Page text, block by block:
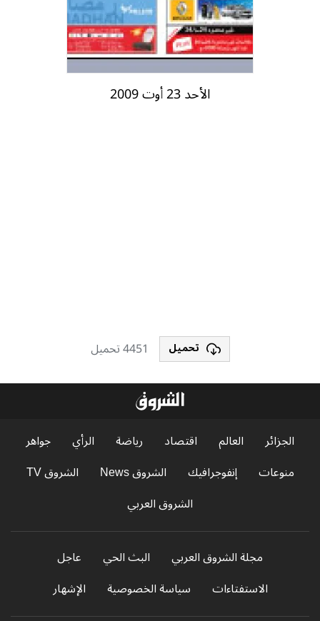
الأحد 23 أوت 2009
تحميل 4451 تحميل
الجزائر العالم اقتصاد رياضة الرأي
جواهر
منوعات
إنفوجرافيك الشروق News
الشروق TV
الشروق العربي
مجلة الشروق العربي البث الحي
عاجل
الاستفتاءات
سياسة الخصوصية الإشهار